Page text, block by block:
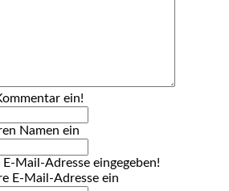
ein!
Namen ein
Mail-Adresse eingegeben!
E-Mail-Adresse ein